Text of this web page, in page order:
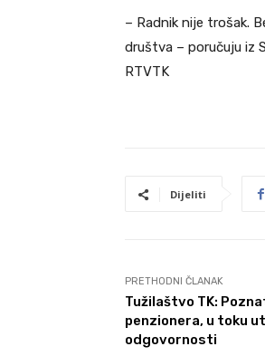
– Radnik nije trošak.
društva – poručuju iz
RTVTK
Dijeliti
PRETHODNI ČLANAK
Tužilaštvo TK:
penzionera, u toku
odgovornosti